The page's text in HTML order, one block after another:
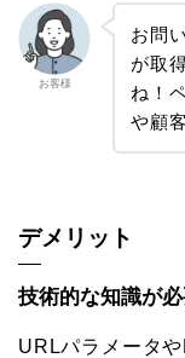
お客様
お問
が取
ね！
や顧
デメリット
技術的な知識が
URLパラメータ